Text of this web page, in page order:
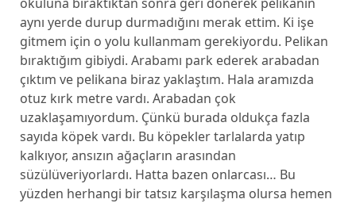
aynı yerde durup durmadığını merak ettim. Ki işe
gitmem için o yolu kullanmam gerekiyordu. Pelikan
bıraktığım gibiydi. Arabamı park ederek arabadan
çıktım ve pelikana biraz yaklaştım. Hala aramızda
otuz kırk metre vardı. Arabadan çok
uzaklaşamıyordum. Çünkü burada oldukça fazla
sayıda köpek vardı. Bu köpekler tarlalarda yatıp
kalkıyor, ansızın ağaçların arasından
süzülüveriyorlardı. Hatta bazen onlarcası… Bu
yüzden herhangi bir tatsız karşılaşma olursa hemen